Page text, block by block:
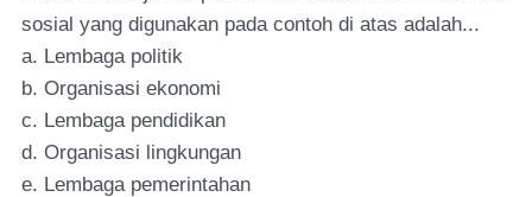
sosial yang digunakan pada contoh di atas adalah...
a. Lembaga politik
b. Organisasi ekonomi
c. Lembaga pendidikan
d. Organisasi lingkungan
e. Lembaga pemerintahan